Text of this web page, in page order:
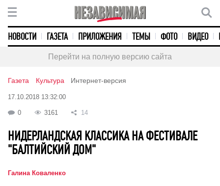
НОВОСТИ ГАЗЕТА ПРИЛОЖЕНИЯ ТЕМЫ ФОТО ВИДЕО
Перейти на полную версию сайта
Газета Культура Интернет-версия
17.10.2018 13:32:00
0 3161 14
НИДЕРЛАНДСКАЯ КЛАССИКА НА ФЕСТИВАЛЕ
"БАЛТИЙСКИЙ ДОМ"
Галина Коваленко